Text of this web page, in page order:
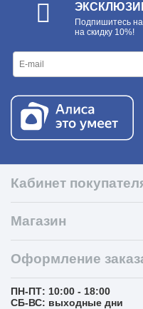
Подпишитесь
на скидку 10%!
Кабинет
Магазин
Оформление
ПН-ПТ: 10:00 - 18:00
СБ-ВС: выходные дни